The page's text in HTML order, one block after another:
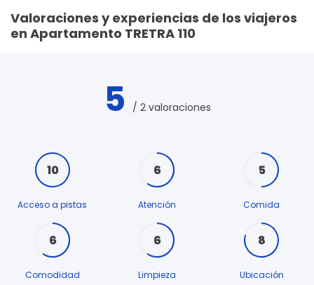
Valoraciones y experiencias de los viajeros
en Apartamento TRETRA 110
5 / 2 valoraciones
10
Acceso a pistas
6
Atención
5
Comida
6
Comodidad
6
Limpieza
8
Ubicación